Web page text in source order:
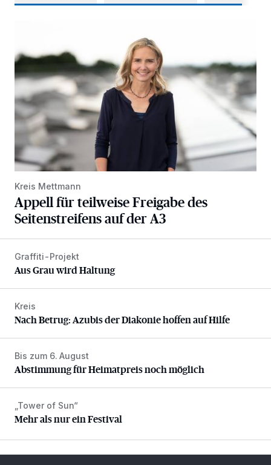
Kreis Mettmann
Appell für teilweise Freigabe des
Seitenstreifens auf der A3
Aus Grau wird Haltung
Graffiti-Projekt
Aus Grau wird Haltung
Nach Betrug: Azubis der Diakonie hoffen auf Hilfe
Kreis
Nach Betrug: Azubis der Diakonie hoffen auf Hilfe
Abstimmung für Heimatpreis noch möglich
Bis zum 6. August
Abstimmung für Heimatpreis noch möglich
Mehr als nur ein Festival
„Tower of Sun“
Mehr als nur ein Festival